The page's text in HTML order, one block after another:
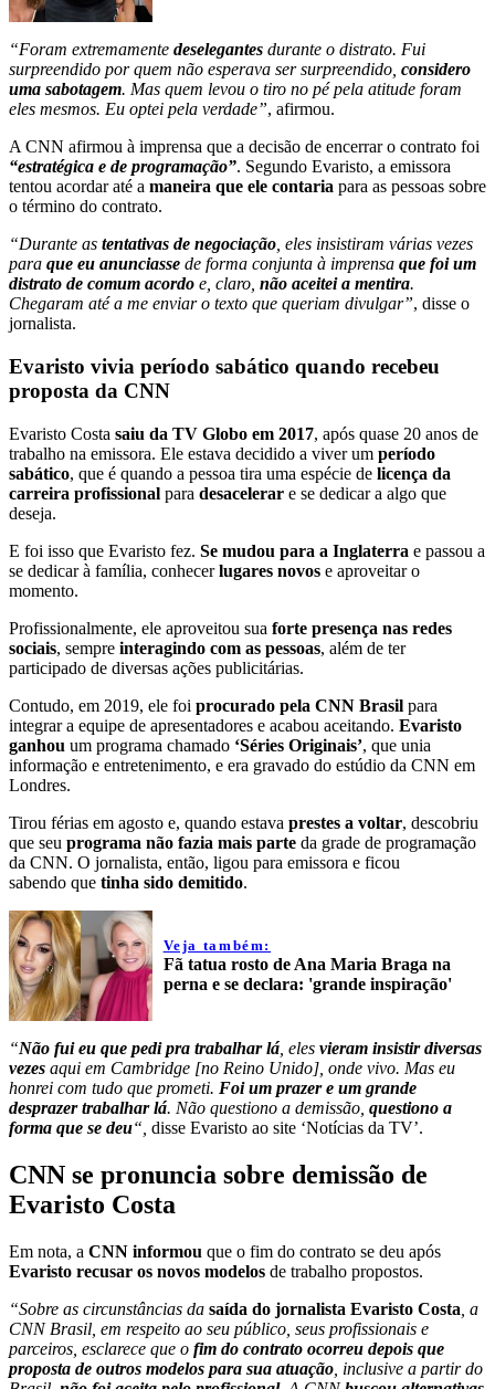
“Foram extremamente deselegantes durante o distrato. Fui
surpreendido por quem não esperava ser surpreendido, considero
uma sabotagem. Mas quem levou o tiro no pé pela atitude foram
eles mesmos. Eu optei pela verdade”, afirmou.
A CNN afirmou à imprensa que a decisão de encerrar o contrato foi
“estratégica e de programação”. Segundo Evaristo, a emissora
tentou acordar até a maneira que ele contaria para as pessoas sobre
o término do contrato.
“Durante as tentativas de negociação , eles insistiram várias vezes
para que eu anunciasse de forma conjunta à imprensa que foi um
distrato de comum acordo e, claro, não aceitei a mentira.
Chegaram até a me enviar o texto que queriam divulgar”, disse o
jornalista.
Evaristo vivia período sabático quando recebeu
proposta da CNN
Evaristo Costa saiu da TV Globo em 2017, após quase 20 anos de
trabalho na emissora. Ele estava decidido a viver um período
sabático, que é quando a pessoa tira uma espécie de licença da
carreira profissional para desacelerar e se dedicar a algo que
deseja.
E foi isso que Evaristo fez. Se mudou para a Inglaterra e passou a
se dedicar à família, conhecerlugares novos e aproveitar o
momento.
Profissionalmente, ele aproveitou sua forte presença nas redes
sociais, sempre interagindo com as pessoas, além de ter
participado de diversas ações publicitárias.
Contudo, em 2019, ele foi procurado pela CNN Brasil para
integrar a equipe de apresentadores e acabou aceitando. Evaristo
ganhou um programa chamado ‘Séries Originais’, que unia
informação e entretenimento, e era gravado do estúdio da CNN em
Londres.
Tirou férias em agosto e, quando estava prestes a voltar, descobriu
que seu programa não fazia mais parte da grade de programação
da CNN. O jornalista, então, ligou para emissora e ficou
sabendo que tinha sido demitido.
Veja também:
Fã tatua rosto de Ana Maria Braga na
perna e se declara: 'grande inspiração'
“Não fui eu que pedi pra trabalhar lá , eles vieram insistir diversas
vezes aqui em Cambridge [no Reino Unido], onde vivo. Mas eu
honrei com tudo que prometi. Foi um prazer e um grande
desprazer trabalhar lá. Não questiono a demissão, questiono a
forma que se deu“, disse Evaristo ao site ‘Notícias da TV’.
CNN se pronuncia sobre demissão de
Evaristo Costa
Em nota, a CNN informou que o fim do contrato se deu após
Evaristo recusar os novos modelos de trabalho propostos.
“Sobre as circunstâncias da saída do jornalista Evaristo Costa , a
CNN Brasil, em respeito ao seu público, seus profissionais e
parceiros, esclarece que o fim do contrato ocorreu depois que
proposta de outros modelos para sua atuação , inclusive a partir do